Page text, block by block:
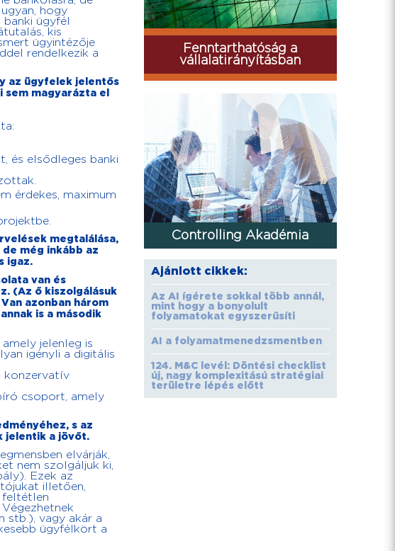
hogy
ügyfél
kis
ügyintézője
rendelkezik a
az ügyfelek jelentős
magyarázta el
és elsődleges banki
érdekes, maximum
megtalálása,
még inkább az
igaz.
van és
(Az ő kiszolgálásuk
azonban három
is a második
jelenleg is
igényli a digitális
konzervatív
csoport, amely
s az
jelentik a jövőt.
elvárják,
nem szolgáljuk ki,
Ezek az
illetően,
feltétlen
stb.), vagy akár a
ügyfélkört a
Fenntarthatóság a
vállalatirányításban
Controlling Akadémia
Ajánlott cikkek:
Az AI ígérete sokkal több annál,
mint hogy a bonyolult
folyamatokat egyszerűsíti
AI a folyamatmenedzsmentben
124. M&C levél: Döntési checklist
új, nagy komplexitású stratégiai
területre lépés előtt